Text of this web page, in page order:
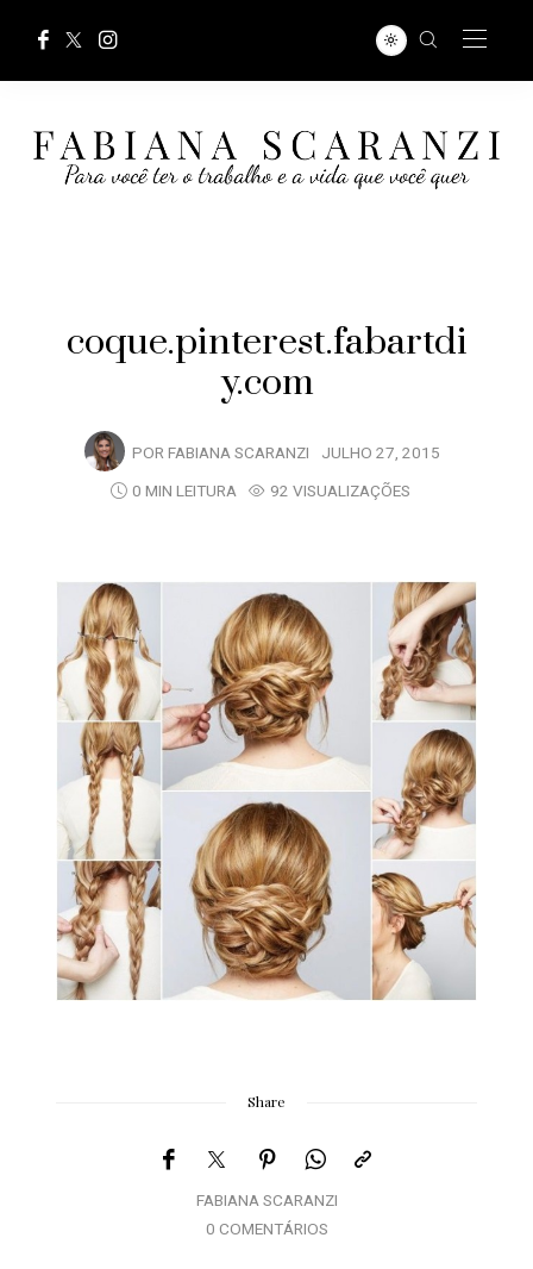
coque.pinterest.fabartdi
y.com
POR FABIANA SCARANZI JULHO 27, 2015
0 MIN LEITURA
92 VISUALIZAÇÕES
Share
FABIANA SCARANZI
0 COMENTÁRIOS